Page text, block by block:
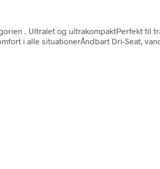
. Ultralet og ultrakompaktPerfekt til
i alle situationerÅndbart Dri-Seat,